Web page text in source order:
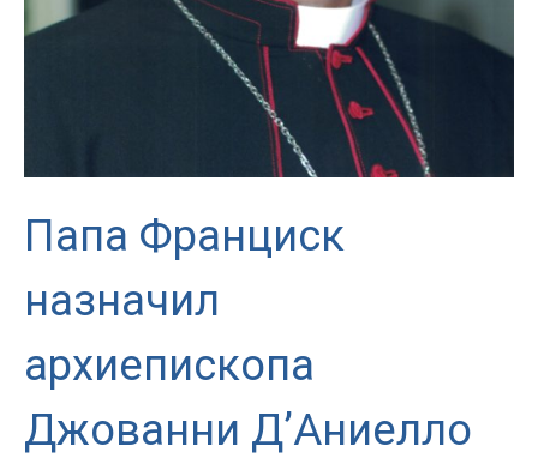
Папа Франциск
назначил
архиепископа
Джованни Д’Аниелло